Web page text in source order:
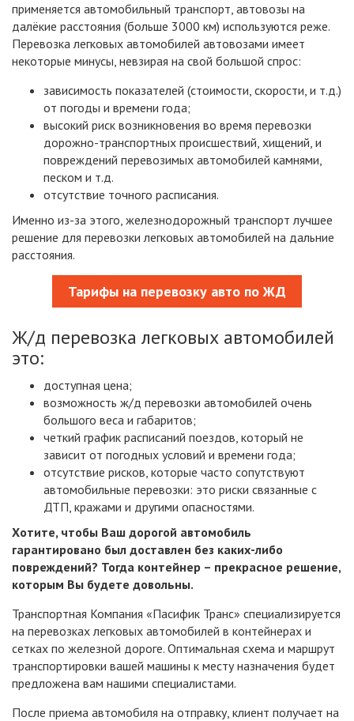
применяется автомобильный транспорт, автовозы на
далёкие расстояния (больше 3000 км) используются реже.
Перевозка легковых автомобилей автовозами имеет
некоторые минусы, невзирая на свой большой спрос:
зависимость показателей (стоимости, скорости, и т.д.)
от погоды и времени года;
высокий риск возникновения во время перевозки
дорожно-транспортных происшествий, хищений, и
повреждений перевозимых автомобилей камнями,
песком и т.д.
отсутствие точного расписания.
Именно из-за этого, железнодорожный транспорт лучшее
решение для перевозки легковых автомобилей на дальние
расстояния.
Тарифы на перевозку авто по ЖД
Ж/д перевозка легковых автомобилей
это:
доступная цена;
возможность ж/д перевозки автомобилей очень
большого веса и габаритов;
четкий график расписаний поездов, который не
зависит от погодных условий и времени года;
отсутствие рисков, которые часто сопутствуют
автомобильные перевозки: это риски связанные с
ДТП, кражами и другими опасностями.
Хотите, чтобы Ваш дорогой автомобиль
гарантировано был доставлен без каких-либо
повреждений? Тогда контейнер – прекрасное решение,
которым Вы будете довольны.
Транспортная Компания «Пасифик Транс» специализируется
на перевозках легковых автомобилей в контейнерах и
сетках по железной дороге. Оптимальная схема и маршрут
транспортировки вашей машины к месту назначения будет
предложена вам нашими специалистами.
После приема автомобиля на отправку, клиент получает на